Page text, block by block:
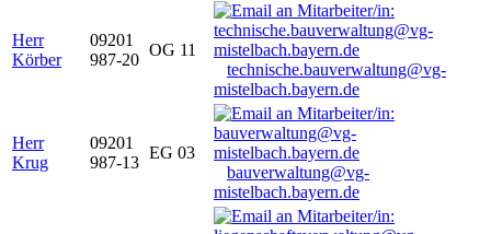
Herr
Körber
09201
987-20
OG 11
technische.bauverwaltung@vg-
mistelbach.bayern.de
Herr
Krug
09201
987-13
EG 03
bauverwaltung@vg-
mistelbach.bayern.de